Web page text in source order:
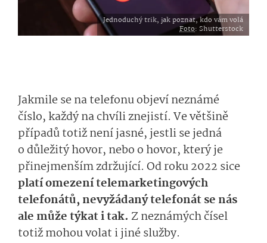
Jednoduchý trik, jak poznat, kdo vám volá
Foto: Shutterstock
Jakmile se na telefonu objeví neznámé
číslo, každý na chvíli znejistí. Ve většině
případů totiž není jasné, jestli se jedná
o důležitý hovor, nebo o hovor, který je
přinejmenším zdržující. Od roku 2022 sice
platí omezení telemarketingových
telefonátů, nevyžádaný telefonát se nás
ale může týkat i tak. Z neznámých čísel
totiž mohou volat i jiné služby.